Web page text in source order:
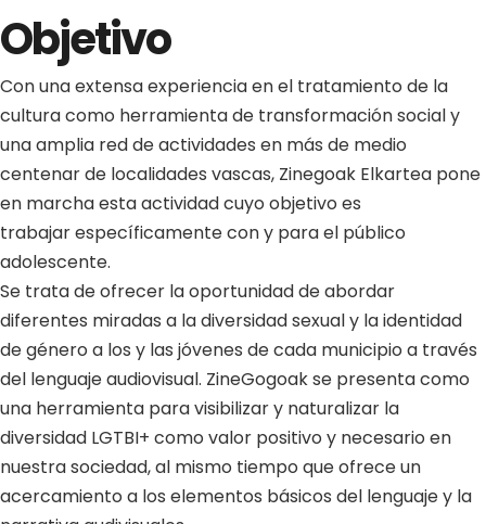
Objetivo
Con una extensa experiencia en el tratamiento de la
cultura como herramienta de transformación social y
una amplia red de actividades en más de medio
centenar de localidades vascas, Zinegoak Elkartea pone
en marcha esta actividad cuyo objetivo es
trabajarespecíficamente con y para el público
adolescente.
Se trata de ofrecer laoportunidad de abordar
diferentes miradas a la diversidad sexual y la identidad
de género a los y las jóvenes de cada municipio a través
del lenguaje audiovisual. ZineGogoak se presenta como
una herramienta paravisibilizar y naturalizar la
diversidad LGTBI+ como valor positivo y necesario en
nuestra sociedad, al mismo tiempo que ofreceun
acercamiento a los elementos básicos del lenguaje y la